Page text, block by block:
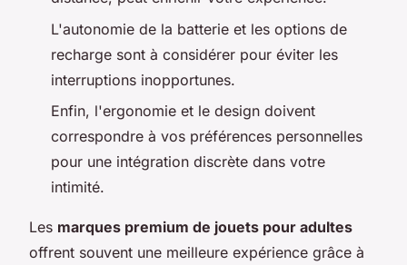
L'autonomie de la batterie et les options de
recharge sont à considérer pour éviter les
interruptions inopportunes.
Enfin, l'ergonomie et le design doivent
correspondre à vos préférences personnelles
pour une intégration discrète dans votre
intimité.
Les marques premium de jouets pour adultes
offrent souvent une meilleure expérience grâce à